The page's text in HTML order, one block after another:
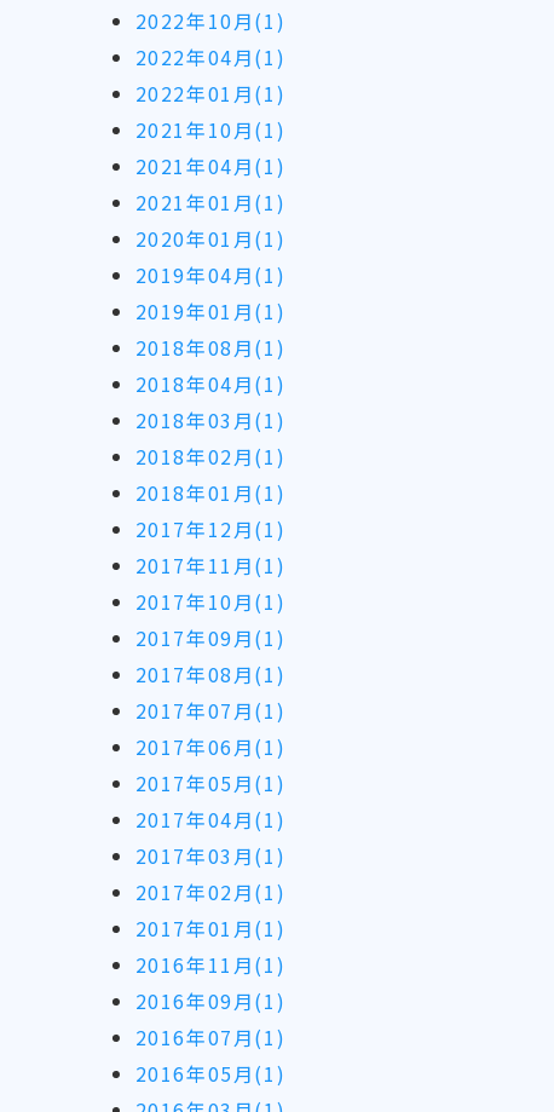
2022年10月(1)
2022年04月(1)
2022年01月(1)
2021年10月(1)
2021年04月(1)
2021年01月(1)
2020年01月(1)
2019年04月(1)
2019年01月(1)
2018年08月(1)
2018年04月(1)
2018年03月(1)
2018年02月(1)
2018年01月(1)
2017年12月(1)
2017年11月(1)
2017年10月(1)
2017年09月(1)
2017年08月(1)
2017年07月(1)
2017年06月(1)
2017年05月(1)
2017年04月(1)
2017年03月(1)
2017年02月(1)
2017年01月(1)
2016年11月(1)
2016年09月(1)
2016年07月(1)
2016年05月(1)